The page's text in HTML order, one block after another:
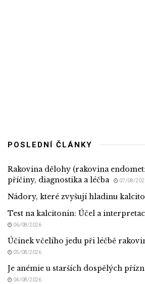
POSLEDNÍ ČLÁNKY
Rakovina dělohy (rakovina
příčiny, diagnostika a léčba
07/08/
Nádory, které zvyšují hladinu
Test na kalcitonin: Účel a
06/08/2026
Účinek včelího jedu při léčbě
05/08/2026
Je anémie u starších dospělých
04/08/2026